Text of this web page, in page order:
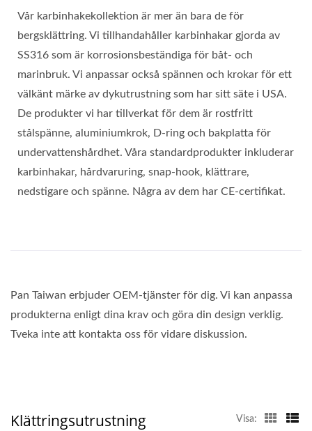
Vår karbinhakekollektion är mer än bara de för
bergsklättring. Vi tillhandahåller karbinhakar gjorda av
SS316 som är korrosionsbeständiga för båt- och
marinbruk. Vi anpassar också spännen och krokar för ett
välkänt märke av dykutrustning som har sitt säte i USA.
De produkter vi har tillverkat för dem är rostfritt
stålspänne, aluminiumkrok, D-ring och bakplatta för
undervattenshårdhet. Våra standardprodukter inkluderar
karbinhakar, hårdvaruring, snap-hook, klättrare,
nedstigare och spänne. Några av dem har CE-certifikat.
Pan Taiwan erbjuder OEM-tjänster för dig. Vi kan anpassa
produkterna enligt dina krav och göra din design verklig.
Tveka inte att kontakta oss för vidare diskussion.
Klättringsutrustning Visa: